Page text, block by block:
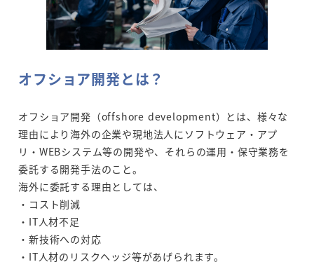
オフショア開発とは？
オフショア開発（offshore development）とは、様々な
理由により海外の企業や現地法人にソフトウェア・アプ
リ・WEBシステム等の開発や、それらの運用・保守業務を
委託する開発手法のこと。
海外に委託する理由としては、
・コスト削減
・IT人材不足
・新技術への対応
・IT人材のリスクヘッジ等があげられます。